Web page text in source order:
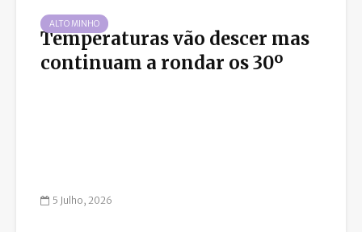
ALTO MINHO
Temperaturas vão descer mas
continuam a rondar os 30º
5 Julho, 2026